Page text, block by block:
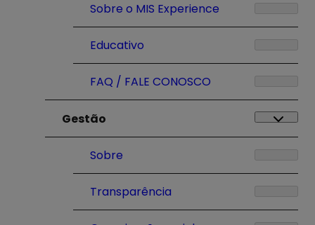
Sobre o MIS Experience
Educativo
FAQ / FALE CONOSCO
Gestão
Sobre
Transparência